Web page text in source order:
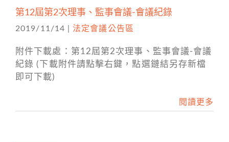
第12屆第2次理事、監事會議-會議紀錄
2019/11/14 法定會議公告區
附件下載處：第12屆第2次理事、監事會議-會議
紀錄 (下載附件請點擊右鍵，點選鏈結另存新檔
即可下載)
閱讀更多